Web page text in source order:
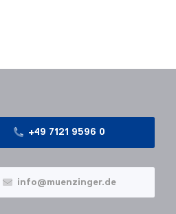
+49 7121 9596 0
info@muenzinger.de